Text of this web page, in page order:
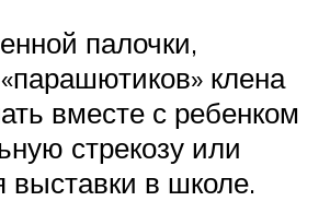
палочки,
клена
вместе с ребенком
стрекозу или
выставки в школе.